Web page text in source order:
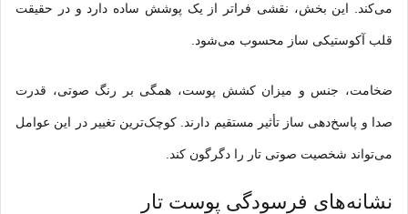
می‌کند. این بخش، نقشی فراتر از یک پوشش ساده دارد و در حقیقت
قلب آکوستیکی ساز محسوب می‌شود.
ضخامت، جنس و میزان کشش پوست، همگی بر رنگ صوتی، قدرت
صدا و پاسخ‌دهی ساز تأثیر مستقیم دارند. کوچک‌ترین تغییر در این عوامل
می‌تواند شخصیت صوتی تار را دگرگون کند.
نشانه‌های فرسودگی پوست تار